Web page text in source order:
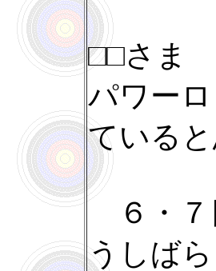
□□さま
パワー
ている
６・７
うしば